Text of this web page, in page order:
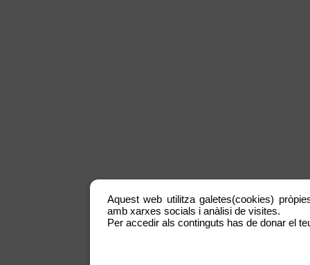
Aquest web utilitza galetes(cookies)
amb xarxes socials i anàlisi de visites.
Per accedir als continguts has de donar el